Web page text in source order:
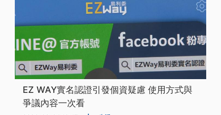
EZ WAY實名認證引發個資疑慮 使用方式與
爭議內容一次看